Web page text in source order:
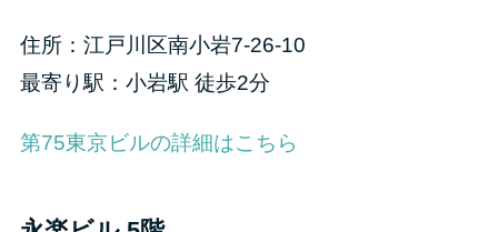
住所：江戸川区南小岩7-26-10
最寄り駅：小岩駅 徒歩2分
第75東京ビルの詳細はこちら